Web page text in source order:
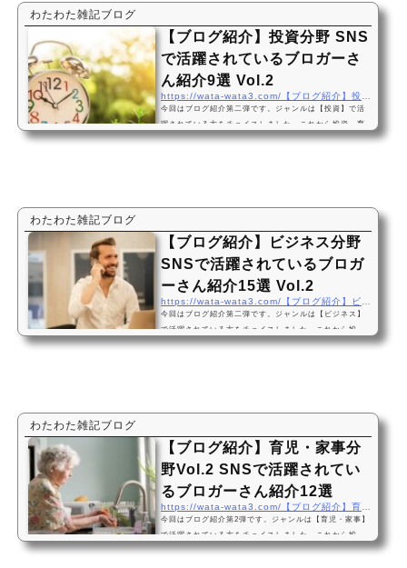
わたわた雑記ブログ
【ブログ紹介】投資分野 SNS
で活躍されているブロガーさ
ん紹介9選 Vol.2
https://wata-wata3.com/【ブログ紹介】投資分野-snsで活躍されているブロ
今回はブログ紹介第二弾です。ジャンルは【投資】で活
躍されている方をチョイスしました。これから投資、育
児等の紹介もしていきます 今回、掲載の許可を頂いた
で自分の「好き」をお金に変える！ 価格:1,628円(2022/
5/19 06:01時点)感想(24件)【投資・雑記】ブロガー…
わたわた雑記ブログ
【ブログ紹介】ビジネス分野
SNSで活躍されているブロガ
ーさん紹介15選 Vol.2
https://wata-wata3.com/【ブログ紹介】ビジネス分野-snsで活躍されている
今回はブログ紹介第二弾です。ジャンルは【ビジネス】
で活躍されている方をチョイスしました。これから投
資、育児等の紹介もしていきます 今回、掲載の許可を
時間で自分の「好き」をお金に変える！ 価格:1,628円(20
22/5/19 06:01時点)感想(24件)【家事・育児】ブロ…
わたわた雑記ブログ
【ブログ紹介】育児・家事分
野Vol.2 SNSで活躍されてい
るブロガーさん紹介12選
https://wata-wata3.com/【ブログ紹介】育児・家事分野vol-2-snsで活躍されてい-2
今回はブログ紹介第2弾です。ジャンルは【育児・家事】
で活躍されている方をチョイスしました。これから投
資、ビジネス等の紹介もしていきます 今回、掲載の許